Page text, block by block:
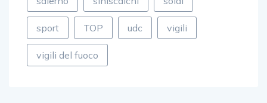
sport TOP udc vigili
vigili del fuoco